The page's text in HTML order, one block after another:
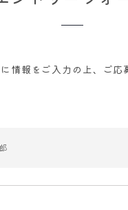
情報をご入力の上、ご応